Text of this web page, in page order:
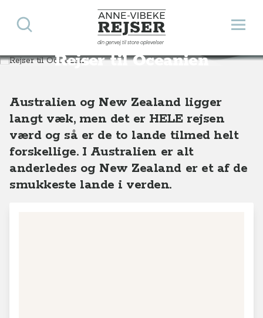
Anne-Vibeke Rejser
din genvej til store oplevelser
Åbn
Søg
Rejser til Oceanien
Destinationer Oceanien
Australien og New Zealand ligger
langt væk, men det er HELE rejsen
værd og så er de to lande tilmed helt
forskellige. I Australien er alt
anderledes og New Zealand er et af de
smukkeste lande i verden.